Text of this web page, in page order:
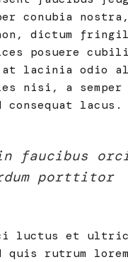
conubia
non, dictum
posuere
lacinia odio
nisi, a
lacus.
faucibus
porttitor
luctus et
quis rutrum